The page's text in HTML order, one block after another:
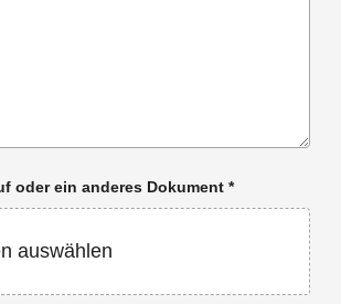
oder ein anderes Dokument *
auswählen